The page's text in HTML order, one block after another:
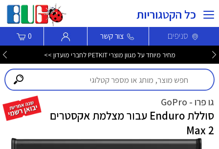
כל הקטגוריות
סניפים צור קשר 0
מחיר מיוחד על מגוון מוצרי PETKIT לחברי מועדון >>
גו פרו - GoPro
סוללת Enduro עבור מצלמת אקסטרים
Max 2